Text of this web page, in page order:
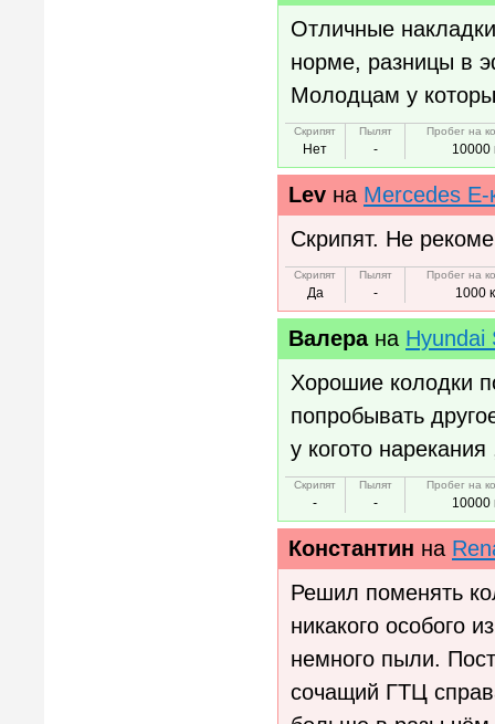
Отличные
норме, разницы в
Молодцам у
Скрипят
Нет
Пылят
-
Пробег на
10000
Lev на Mercedes E-
Скрипят. Не
Скрипят
Да
Пылят
-
Пробег на
1000
Валерана Hyundai
Хорошие колодки
попробывать
у когото
Скрипят
-
Пылят
-
Пробег на
10000
Константин на
Решил поменять
никакого особого
немного пыли.
сочащий ГТЦ